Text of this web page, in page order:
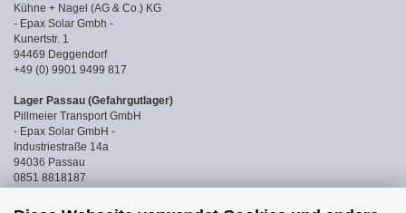
Kühne + Nagel (AG & Co.) KG
- Epax Solar Gmbh -
Kunertstr. 1
94469 Deggendorf
+49 (0) 9901 9499 817
Lager Passau (Gefahrgutlager)
Pillmeier Transport GmbH
- Epax Solar GmbH -
Industriestraße 14a
94036 Passau
0851 8818187